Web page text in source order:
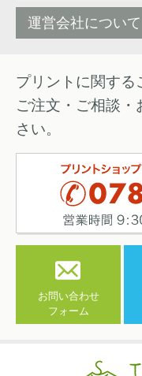
運営会社について
プリントに関する
ご注文・ご相談・
さい。
お問い合わせ
フォーム